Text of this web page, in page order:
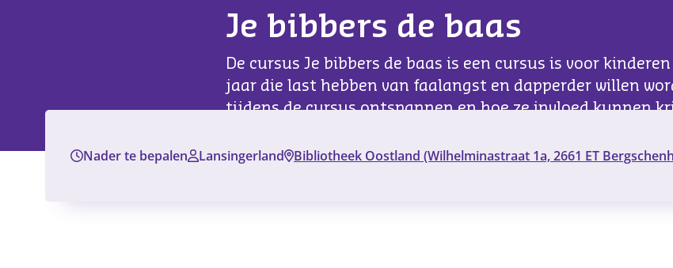
Jongere
Opvoedinformatie
Ons aanbod
Handige apps en websites
Je bibbers de baas
De cursus Je bibbers de baas is een cursus is voor
jaar die last hebben van faalangst en dapperder willen
tijdens de cursus ontspannen en hoe ze invloed kunnen
Filter
Nader te bepalen Lansingerland Bibliotheek Oostland (Wilhelminastraat 1a, 2661 ET